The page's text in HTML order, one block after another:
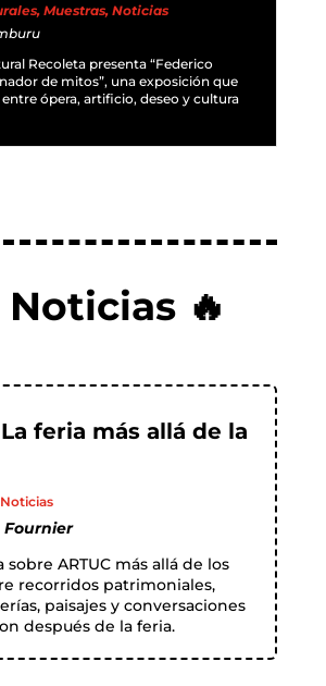
, Muestras, Noticias
Recoleta presenta “Federico
de mitos”, una exposición que
entre ópera, artificio, deseo y cultura
🔥
La feria más allá de la
Noticias
Fournier
sobre ARTUC más allá de los
recorridos patrimoniales,
paisajes y conversaciones
después de la feria.